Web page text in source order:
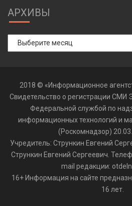
АРХИВЫ
Архивы
2018 © «Информационное
Свидетельство о регистрации
Федеральной службой по
информационных технологий и
(Роскомнадзор)
Учредитель: Стрункин Евгений
Стрункин Евгений Сергеевич.
mail редакции:
16+ Информация на сайте
16 лет.